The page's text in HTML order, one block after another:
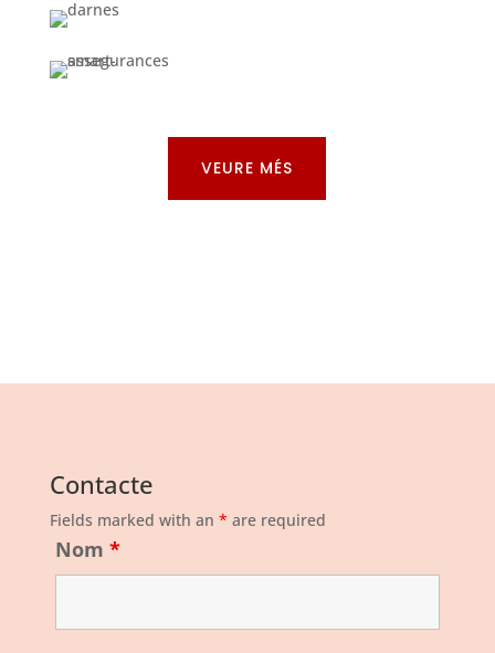
VEURE MÉS
Contacte
Fields marked with an * are required
Nom *